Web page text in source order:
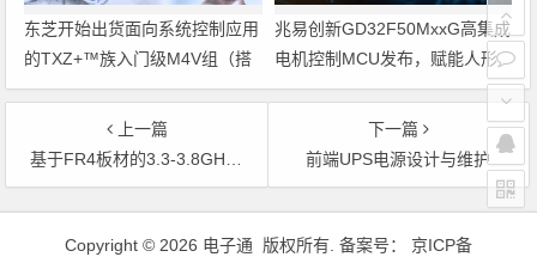
东芝开始出货面向系统控制应用
的TXZ+™族入门级M4V组（搭
载Arm Cortex‑M4内核的标准微
控制器）工程样品
兆易创新GD32F50MxxG高集成
电机控制MCU发布，赋能人形
机器人关节驱动革新
上一篇
基于FR4板材的3.3-3.8GHz802.16aWiMAX低噪声放大器设计
下一篇
前端UPS电源设计与维护
文章导航
Copyright © 2026 电子通 版权所有. 备案号： 京ICP备